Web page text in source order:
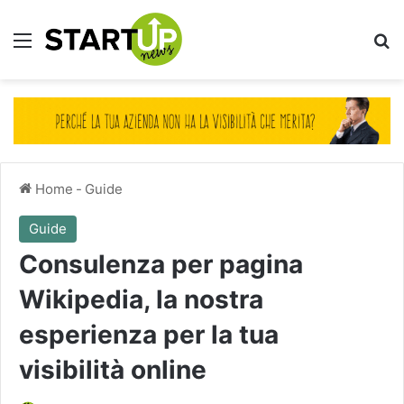
Menu
Home - Guide
Guide
Consulenza per pagina
Wikipedia, la nostra
esperienza per la tua
visibilità online